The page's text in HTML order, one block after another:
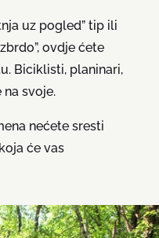
uz pogled” tip ili
ovdje ćete
Biciklisti, planinari,
svoje.
nećete sresti
će vas